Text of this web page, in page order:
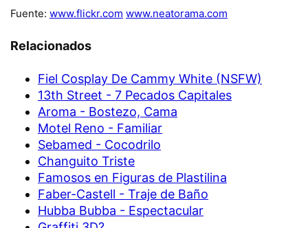
Fuente: www.flickr.com www.neatorama.com
Relacionados
Fiel Cosplay De Cammy White (NSFW)
13th Street - 7 Pecados Capitales
Aroma - Bostezo, Cama
Motel Reno - Familiar
Sebamed - Cocodrilo
Changuito Triste
Famosos en Figuras de Plastilina
Faber-Castell - Traje de Baño
Hubba Bubba - Espectacular